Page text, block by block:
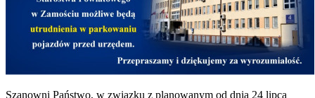
Szanowni Państwo, w związku z planowanym od dnia 24 lipca